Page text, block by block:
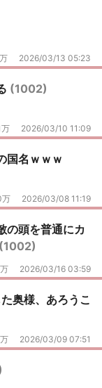
2026/03/13 05:23
(1002)
2026/03/10 11:09
国名ｗｗｗ
2026/03/08 11:19
の頭を普通にカ
(1002)
2026/03/16 03:59
奥様、あろうこ
2026/03/09 07:51